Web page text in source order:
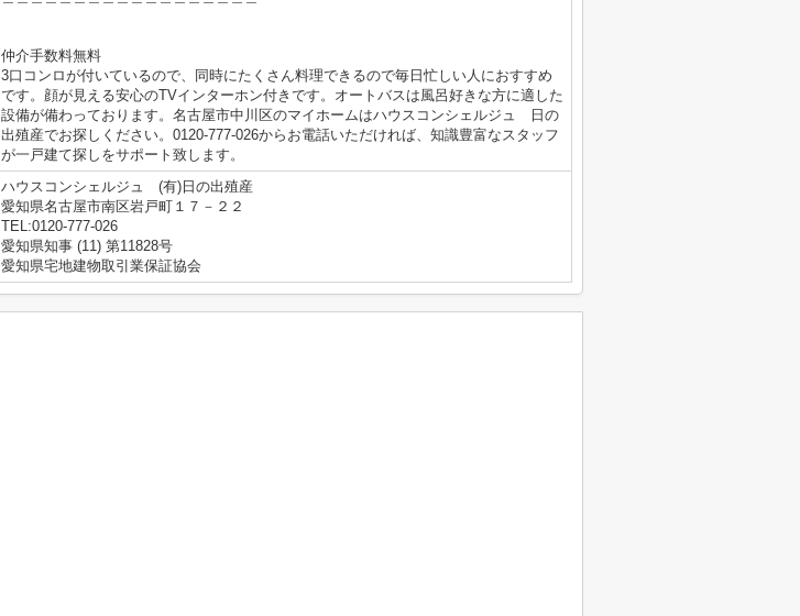
仲介手数料無料
3口コンロが付いているので、同時にたくさん料理できるので毎日忙しい人におすすめ
です。顔が見える安心のTVインターホン付きです。オートバスは風呂好きな方に適した
設備が備わっております。名古屋市中川区のマイホームはハウスコンシェルジュ 日の
出殖産でお探しください。0120-777-026からお電話いただければ、知識豊富なスタッフ
が一戸建て探しをサポート致します。
ハウスコンシェルジュ (有)日の出殖産
愛知県名古屋市南区岩戸町１７－２２
TEL:0120-777-026
愛知県知事 (11) 第11828号
愛知県宅地建物取引業保証協会